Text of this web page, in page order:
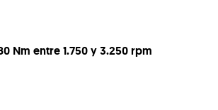
Nm entre 1.750 y 3.250 rpm